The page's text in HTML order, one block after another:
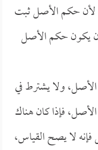
لأن حكم الأصل ثبت
يكون حكم الأصل
الأصل، ولا يشترط في
فإذا كان هناك
لا يصح القياس،